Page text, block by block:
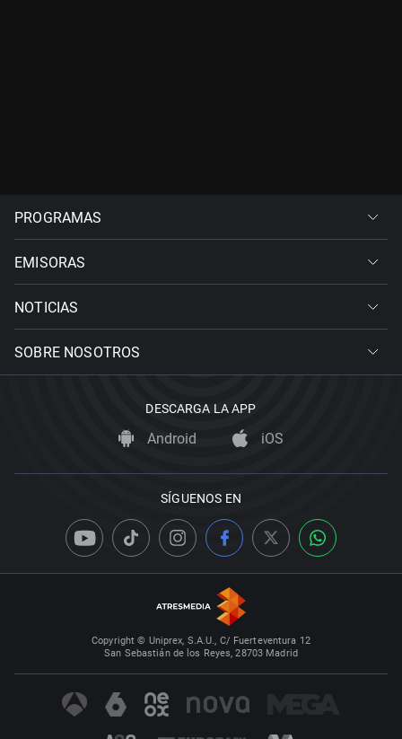
PROGRAMAS
EMISORAS
NOTICIAS
SOBRE NOSOTROS
DESCARGA LA APP
Android iOS
SÍGUENOS EN
Copyright © Uniprex, S.A.U., C/ Fuerteventura 12
San Sebastián de los Reyes, 28703 Madrid